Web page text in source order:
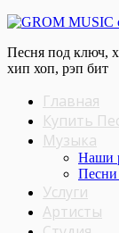
Песня под ключ,
хип хоп, рэп бит
Главная
Купить
Музыка
Наши
Песни
Услуги
Артисты